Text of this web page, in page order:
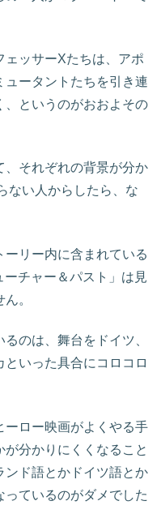
ェッサーXたちは、アポ
ュータントたちを引き連
、というのがおおよその
、それぞれの背景が分か
ない人からしたら、な
リー内に含まれている
チャー＆パスト」は見
。
のは、舞台をドイツ、
いった具合にコロコロ
ーロー映画がよくやる手
分かりにくくなること
ンド語とかドイツ語とか
ているのがダメでした